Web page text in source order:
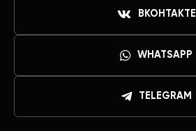
ВКОНТАКТЕ
WHATSAPP
TELEGRAM